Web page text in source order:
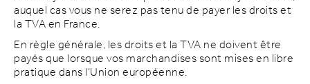
auquel cas vous ne serez pas tenu de payer les droits et
la TVA en France.
En règle générale, les droits et la TVA ne doivent être
payés que lorsque vos marchandises sont mises en libre
pratique dans l’Union européenne.